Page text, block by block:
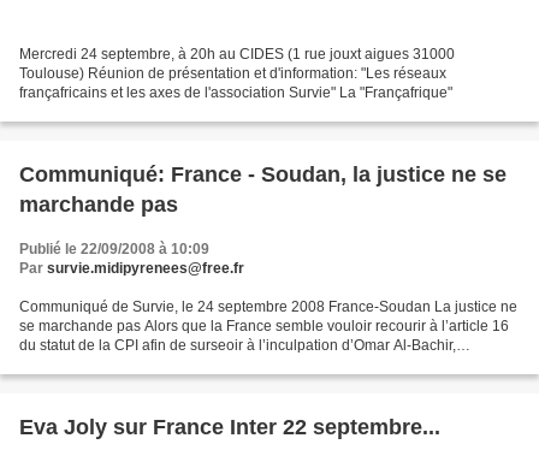
Mercredi 24 septembre, à 20h au CIDES (1 rue jouxt aigues 31000
Toulouse) Réunion de présentation et d'information: "Les réseaux
françafricains et les axes de l'association Survie" La "Françafrique"
Communiqué: France - Soudan, la justice ne se
marchande pas
Publié le 22/09/2008 à 10:09
Par survie.midipyrenees@free.fr
Communiqué de Survie, le 24 septembre 2008 France-Soudan La justice ne
se marchande pas Alors que la France semble vouloir recourir à l’article 16
du statut de la CPI afin de surseoir à l’inculpation d’Omar Al-Bachir,
Eva Joly sur France Inter 22 septembre...